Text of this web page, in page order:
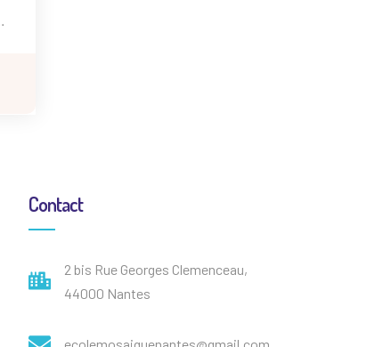
Contact
2 bis Rue Georges Clemenceau,
44000 Nantes